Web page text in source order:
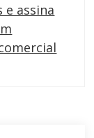
e assina